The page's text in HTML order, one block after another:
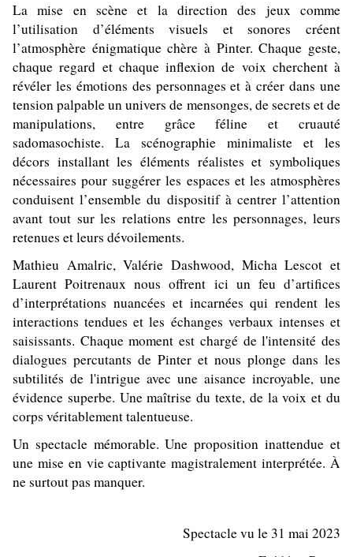
La mise en scène et la direction des jeux comme
l’utilisation d’éléments visuels et sonores créent
l’atmosphère énigmatique chère à Pinter. Chaque geste,
chaque regard et chaque inflexion de voix cherchent à
révéler les émotions des personnages et à créer dans une
tension palpable un univers de mensonges, de secrets et de
manipulations, entre grâce féline et cruauté
sadomasochiste. La scénographie minimaliste et les
décors installant les éléments réalistes et symboliques
nécessaires pour suggérer les espaces et les atmosphères
conduisent l’ensemble du dispositif à centrer l’attention
avant tout sur les relations entre les personnages, leurs
retenues et leurs dévoilements.
Mathieu Amalric, Valérie Dashwood, Micha Lescot et
Laurent Poitrenaux nous offrent ici un feu d’artifices
d’interprétations nuancées et incarnées qui rendent les
interactions tendues et les échanges verbaux intenses et
saisissants. Chaque moment est chargé de l'intensité des
dialogues percutants de Pinter et nous plonge dans les
subtilités de l'intrigue avec une aisance incroyable, une
évidence superbe. Une maîtrise du texte, de la voix et du
corps véritablement talentueuse.
Un spectacle mémorable. Une proposition inattendue et
une mise en vie captivante magistralement interprétée. À
ne surtout pas manquer.
Spectacle vu le 31 mai 2023